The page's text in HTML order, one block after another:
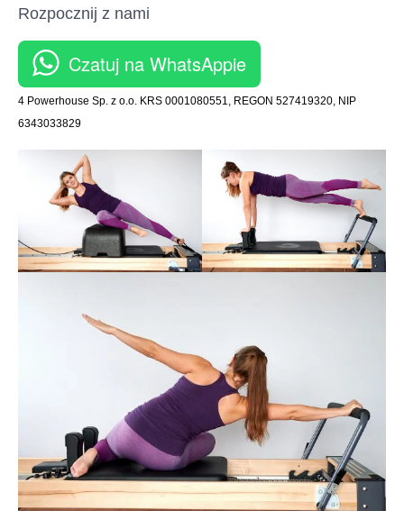
Rozpocznij z nami
Czatuj na WhatsAppie
4 Powerhouse Sp. z o.o. KRS 0001080551, REGON 527419320, NIP
6343033829